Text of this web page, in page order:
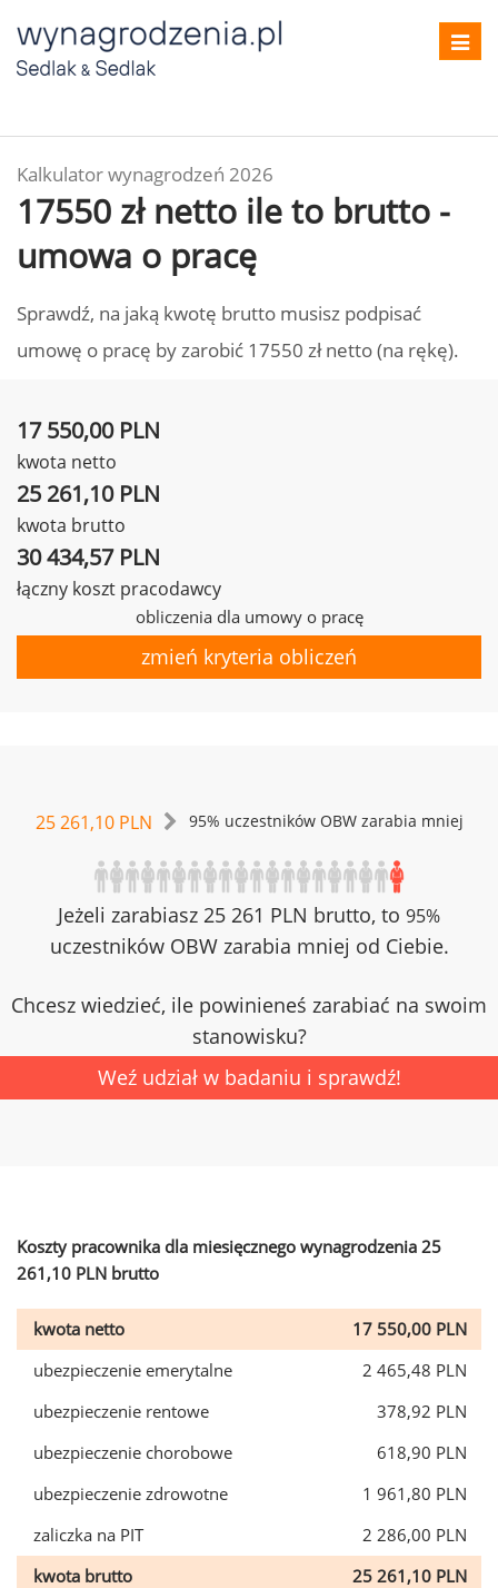
Kalkulator wynagrodzeń 2026
17550 zł netto ile to brutto -
umowa o pracę
Sprawdź, na jaką kwotę brutto musisz podpisać
umowę o pracę by zarobić 17550 zł netto (na rękę).
17 550,00 PLN
kwota netto
25 261,10 PLN
kwota brutto
30 434,57 PLN
łączny koszt pracodawcy
obliczenia dla umowy o pracę
zmień kryteria obliczeń
25 261,10 PLN 95% uczestników OBW zarabia mniej
Jeżeli zarabiasz 25 261 PLN brutto, to 95%
uczestników OBW zarabia mniej od Ciebie.
Chcesz wiedzieć, ile powinieneś zarabiać na swoim
stanowisku?
Weź udział w badaniu i sprawdź!
Koszty pracownika dla miesięcznego wynagrodzenia 25
261,10 PLN brutto
kwota netto
17 550,00 PLN
ubezpieczenie emerytalne
2 465,48 PLN
ubezpieczenie rentowe
378,92 PLN
ubezpieczenie chorobowe
618,90 PLN
ubezpieczenie zdrowotne
1 961,80 PLN
zaliczka na PIT
2 286,00 PLN
kwota brutto
25 261,10 PLN